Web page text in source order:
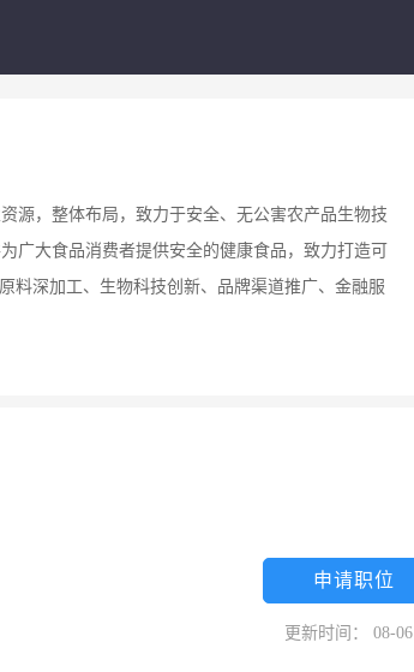
源，整体布局，致力于安全、无公害农产品生物技
广大食品消费者提供安全的健康食品，致力打造可
料深加工、生物科技创新、品牌渠道推广、金融服
申请职位
更新时间： 08-06